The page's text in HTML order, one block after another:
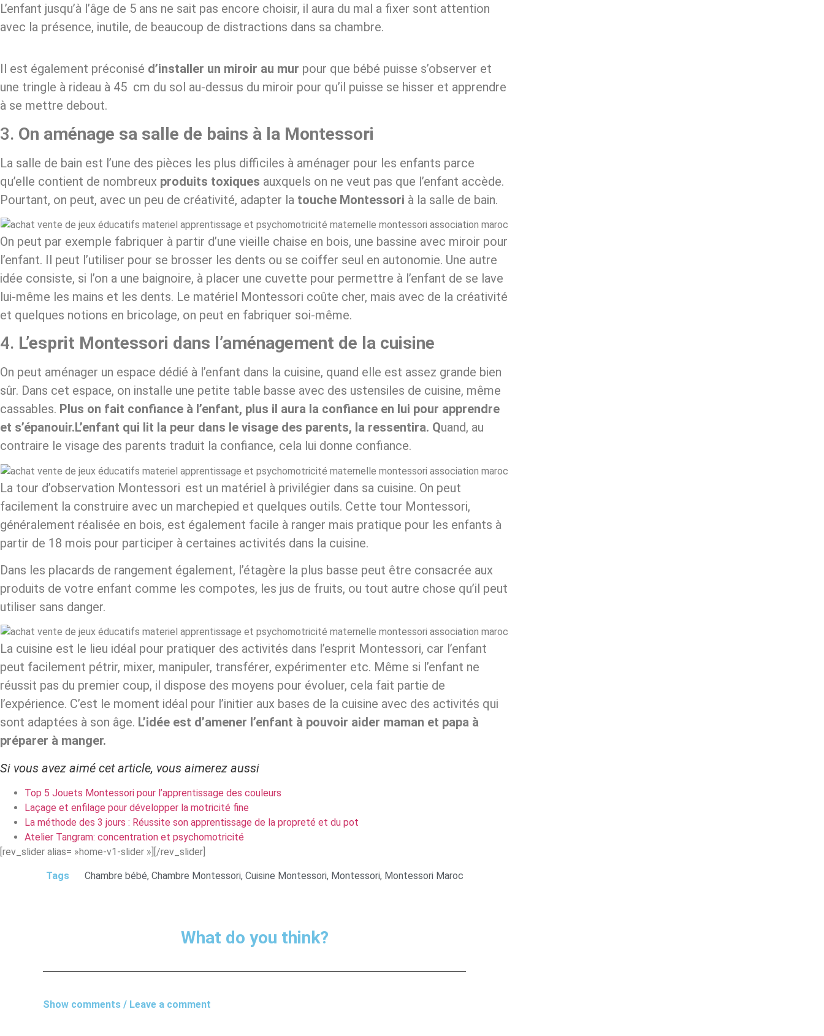
L’enfant jusqu’à l’âge de 5 ans ne sait pas encore choisir, il aura du mal a fixer sont attention
avec la présence, inutile, de beaucoup de distractions dans sa chambre.
Il est également préconisé d’installer un miroir au mur pour que bébé puisse s’observer et
une tringle à rideau à 45 cm du sol au-dessus du miroir pour qu’il puisse se hisser et apprendre
à se mettre debout.
3. On aménage sa salle de bains à la Montessori
La salle de bain est l’une des pièces les plus difficiles à aménager pour les enfants parce
qu’elle contient de nombreux produits toxiques auxquels on ne veut pas que l’enfant accède.
Pourtant, on peut, avec un peu de créativité, adapter la touche Montessori à la salle de bain.
On peut par exemple fabriquer à partir d’une vieille chaise en bois, une bassine avec miroir pour
l’enfant. Il peut l’utiliser pour se brosser les dents ou se coiffer seul en autonomie. Une autre
idée consiste, si l’on a une baignoire, à placer une cuvette pour permettre à l’enfant de se lave
lui-même les mains et les dents. Le matériel Montessori coûte cher, mais avec de la créativité
et quelques notions en bricolage, on peut en fabriquer soi-même.
4. L’esprit Montessori dans l’aménagement de la cuisine
On peut aménager un espace dédié à l’enfant dans la cuisine, quand elle est assez grande bien
sûr. Dans cet espace, on installe une petite table basse avec des ustensiles de cuisine, même
cassables. Plus on fait confiance à l’enfant, plus il aura la confiance en lui pour apprendre
et s’épanouir.L’enfant qui lit la peur dans le visage des parents, la ressentira. Quand, au
contraire le visage des parents traduit la confiance, cela lui donne confiance.
La tour d’observation Montessori est un matériel à privilégier dans sa cuisine. On peut
facilement la construire avec un marchepied et quelques outils. Cette tour Montessori,
généralement réalisée en bois, est également facile à ranger mais pratique pour les enfants à
partir de 18 mois pour participer à certaines activités dans la cuisine.
Dans les placards de rangement également, l’étagère la plus basse peut être consacrée aux
produits de votre enfant comme les compotes, les jus de fruits, ou tout autre chose qu’il peut
utiliser sans danger.
La cuisine est le lieu idéal pour pratiquer des activités dans l’esprit Montessori, car l’enfant
peut facilement pétrir, mixer, manipuler, transférer, expérimenter etc. Même si l’enfant ne
réussit pas du premier coup, il dispose des moyens pour évoluer, cela fait partie de
l’expérience. C’est le moment idéal pour l’initier aux bases de la cuisine avec des activités qui
sont adaptées à son âge. L’idée est d’amener l’enfant à pouvoir aider maman et papa à
préparer à manger.
Si vous avez aimé cet article, vous aimerez aussi
Top 5 Jouets Montessori pour l’apprentissage des couleurs
Laçage et enfilage pour développer la motricité fine
La méthode des 3 jours : Réussite son apprentissage de la propreté et du pot
Atelier Tangram: concentration et psychomotricité
[rev_slider alias= »home-v1-slider »][/rev_slider]
Tags Chambre bébé, Chambre Montessori, Cuisine Montessori, Montessori, Montessori Maroc
What do you think?
Show comments / Leave a comment